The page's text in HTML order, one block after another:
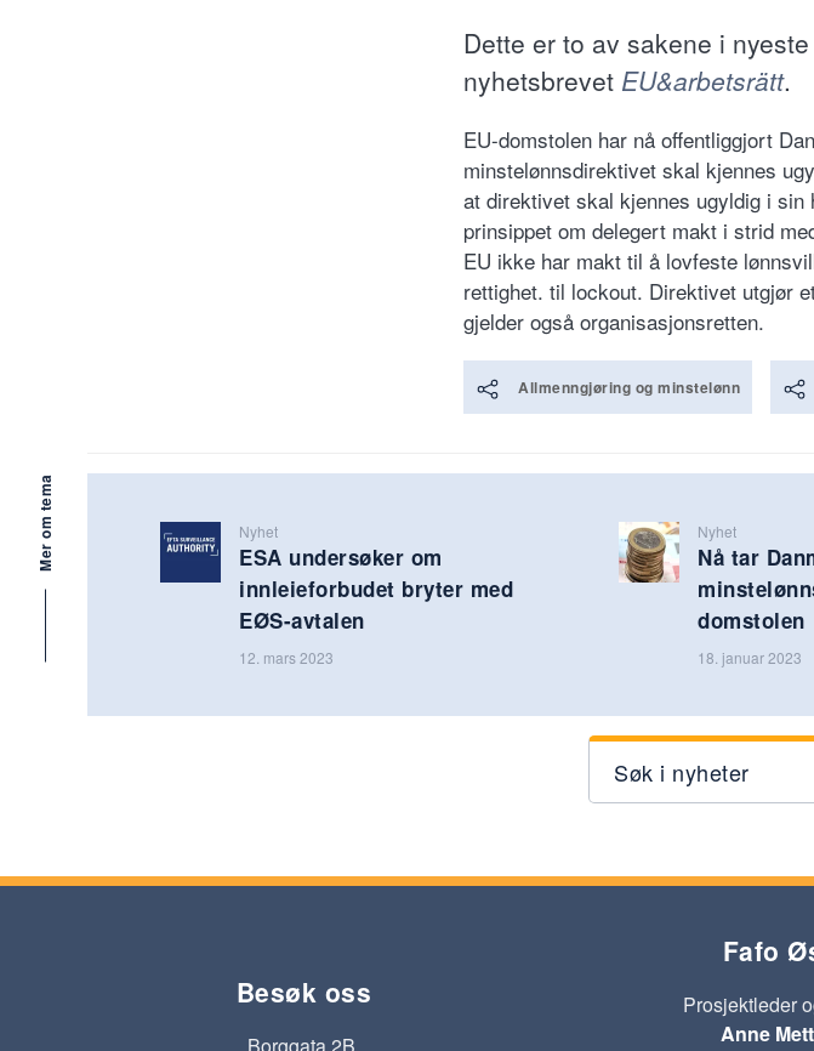
Dette er to av sakene i
nyhetsbrevet EU&arbetsrätt.
EU-domstolen har nå offentliggjort
minstelønnsdirektivet skal kjennes
at direktivet skal kjennes ugyldig i
prinsippet om delegert makt i strid
EU ikke har makt til å lovfeste
rettighet. til lockout. Direktivet utgjør
gjelder også organisasjonsretten.
Allmenngjøring og minstelønn
Nyhet
ESA undersøker om
innleieforbudet bryter med
EØS-avtalen
12. mars 2023
Nyhet
Nå tar
domstolen
18. januar 2023
Mer om tema
Søk i nyheter
Besøk oss
Borggata 2B,
Fafo
Prosjektleder
Anne